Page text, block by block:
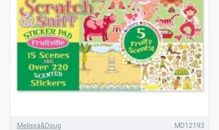
Melissa&Doug MD12193